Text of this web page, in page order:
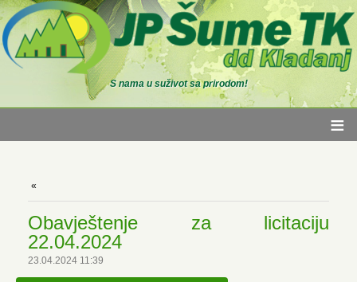
S nama u suživot sa prirodom!
≡
Obavještenje za licitaciju
22.04.2024
23.04.2024 11:39